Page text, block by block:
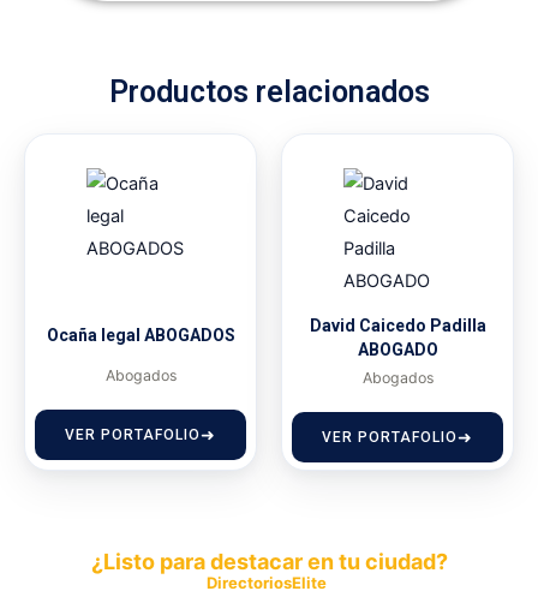
Productos relacionados
Ocaña legal ABOGADOS
Abogados
VER PORTAFOLIO
David Caicedo Padilla
ABOGADO
Abogados
VER PORTAFOLIO
¿Listo para destacar en tu ciudad?
DirectoriosElite